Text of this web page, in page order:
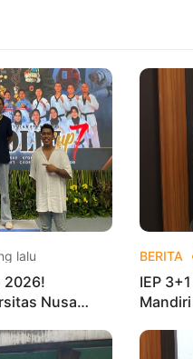
lalu
2026!
Nusa
BERITA
IEP